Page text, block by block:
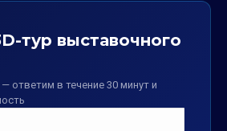
тур выставочного
ответим в течение 30 минут и